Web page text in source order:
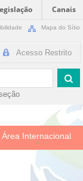
Canais
Mapa do Sítio
Acesso Restrito
Área Internacional